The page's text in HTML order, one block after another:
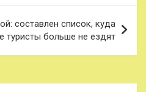
составлен список, куда
туристы больше не ездят